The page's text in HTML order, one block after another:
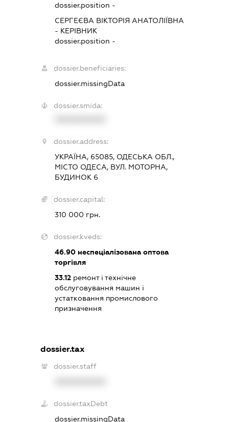
dossier.position -
СЕРГЕЄВА ВІКТОРІЯ АНАТОЛІЇВНА
- КЕРІВНИК
dossier.position -
dossier.beneficiaries:
dossier.missingData
dossier.smida:
dossier.address:
УКРАЇНА, 65085, ОДЕСЬКА ОБЛ.,
МІСТО ОДЕСА, ВУЛ. МОТОРНА,
БУДИНОК 6
dossier.capital:
310 000 грн.
dossier.kveds:
46.90неспеціалізована оптова
торгівля
33.12ремонт і технічне
обслуговування машин і
устатковання промислового
призначення
dossier.tax
dossier.staff
dossier.taxDebt
dossier.missingData